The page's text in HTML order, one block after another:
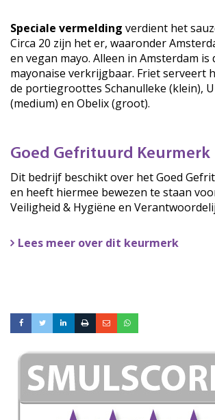
Speciale vermelding verdient het
Circa 20 zijn het er, waaronder
en vegan mayo. Alleen in Amsterdam is
mayonaise verkrijgbaar. Friet serveert
de portiegroottes Schanulleke (klein),
(medium) en Obelix (groot).
Goed Gefrituurd Keurmerk
Dit bedrijf beschikt over het Goed
en heeft hiermee bewezen te staan
Veiligheid & Hygiëne en
Lees meer over dit keurmerk